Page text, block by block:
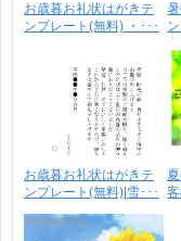
お歳暮お礼状はがきテ
ンプレート(無料) ・･･･
お歳暮お礼状はがきテ
ンプレート(無料)|雪･･･